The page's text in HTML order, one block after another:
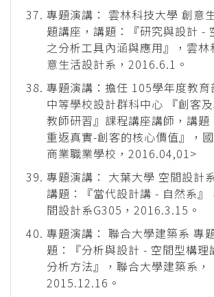
專題演講： 雲林科技大學 創意
題講座，講題：『研究與設計 -
之分析工具內涵與應用』，雲林
意生活設計系，2016.6.1。
專題演講：擔任 105學年度教育
中等學校設計群科中心 『創客
教師研習』課程講座講師，講題
重返真實-創客的核心價值』，
商業職業學校，2016.04,01>
專題演講： 大葉大學 空間設計
講題：『當代設計講 - 自然系』
間設計系G305，2016.3.15。
專題演講： 聯合大學建築系 專
題：『分析與設計 - 空間型構理
分析方法』，聯合大學建築系，
2015.12.16。